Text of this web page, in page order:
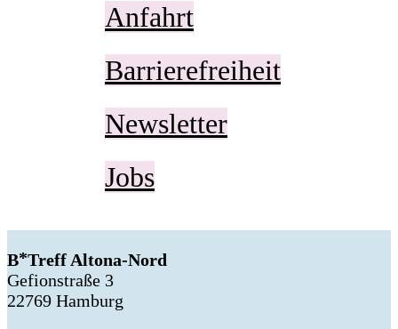
Anfahrt
Barrierefreiheit
Newsletter
Jobs
B Treff Altona-Nord
Gefionstraße 3
22769 Hamburg